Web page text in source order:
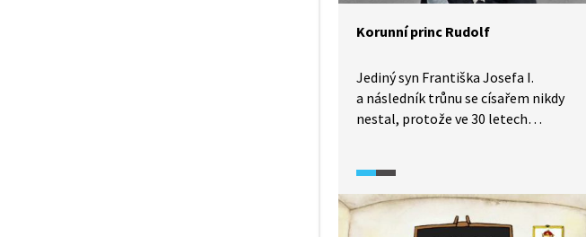
Korunní princ Rudolf
Jediný syn Františka Josefa I.
a následník trůnu se císařem nikdy
nestal, protože ve 30 letech
nezanedbatelný vliv na budoucí
zhroucení rakousko-uherské
monarchie.